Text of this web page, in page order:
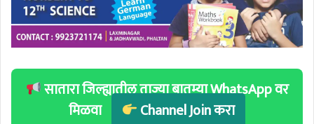
सातारा जिल्ह्यातील ताज्या बातम्या WhatsApp वर
मिळवा
Channel Join करा